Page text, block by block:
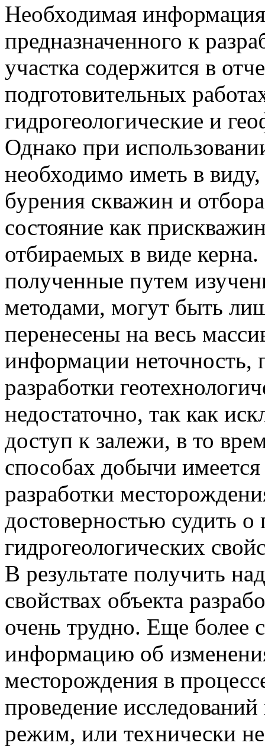
Необходимая
предназначенного к
участка содержится в
подготовительных
гидрогеологические и
Однако при
необходимо иметь в
бурения скважин и
состояние как
отбираемых в виде
полученные путем
методами, могут быть
перенесены на весь
информации неточность,
разработки
недостаточно, так как
доступ к залежи, в то
способах добычи
разработки
достоверностью судить о
гидрогеологических
В результате получить
свойствах объекта
очень трудно. Еще более
информацию об
месторождения в
проведение
режим, или технически